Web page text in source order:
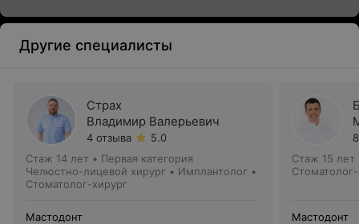
Другие специалисты
Страх
Владимир Валерьевич
4 отзыва
5.0
Стаж 14 лет • Первая категория
Челюстно-лицевой хирург • Имплантолог •
Стоматолог-хирург
Мастодонт
Стаж 15 лет
Мастодонт